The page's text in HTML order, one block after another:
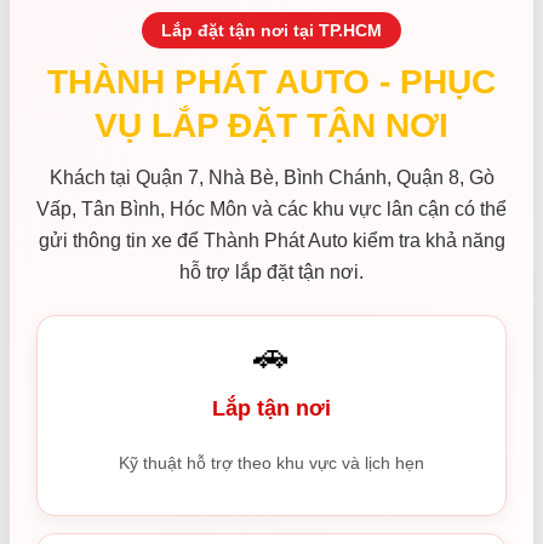
Lắp đặt tận nơi tại TP.HCM
THÀNH PHÁT AUTO - PHỤC
VỤ LẮP ĐẶT TẬN NƠI
Khách tại Quận 7, Nhà Bè, Bình Chánh, Quận 8, Gò
Vấp, Tân Bình, Hóc Môn và các khu vực lân cận có thể
gửi thông tin xe để Thành Phát Auto kiểm tra khả năng
hỗ trợ lắp đặt tận nơi.
🚗
Lắp tận nơi
Kỹ thuật hỗ trợ theo khu vực và lịch hẹn